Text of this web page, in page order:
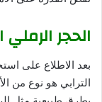
الحجر الرملي
بعد الاطلاع على
الترابي هو نوع من